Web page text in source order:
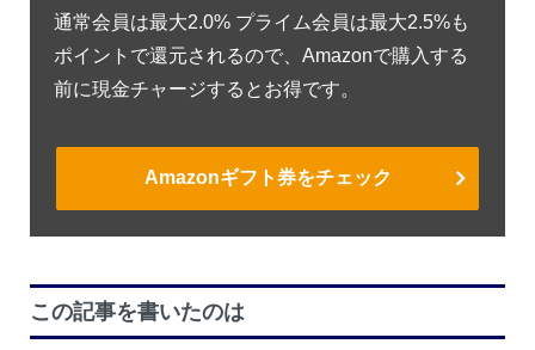
通常会員は最大2.0% プライム会員は最大2.5%も
ポイントで還元されるので、Amazonで購入する
前に現金チャージするとお得です。
Amazonギフト券をチェック
この記事を書いたのは